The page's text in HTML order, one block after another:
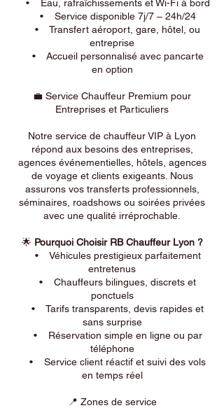
• Eau, rafraîchissements et Wi-Fi à bord
• Service disponible 7j/7 – 24h/24
• Transfert aéroport, gare, hôtel, ou
entreprise
• Accueil personnalisé avec pancarte
en option
💼 Service Chauffeur Premium pour
Entreprises et Particuliers
Notre service de chauffeur VIP à Lyon
répond aux besoins des entreprises,
agences événementielles, hôtels, agences
de voyage et clients exigeants. Nous
assurons vos transferts professionnels,
séminaires, roadshows ou soirées privées
avec une qualité irréprochable.
🌟 Pourquoi Choisir RB Chauffeur Lyon ?
• Véhicules prestigieux parfaitement
entretenus
• Chauffeurs bilingues, discrets et
ponctuels
• Tarifs transparents, devis rapides et
sans surprise
• Réservation simple en ligne ou par
téléphone
• Service client réactif et suivi des vols
en temps réel
📍 Zones de service